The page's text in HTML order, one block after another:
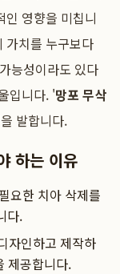
인 영향을 미칩니
가치를 누구보다
능성이라도 있다
입니다. '망포 무삭
발합니다.
하는 이유
요한 치아 삭제를
다.
자인하고 제작하
제공합니다.